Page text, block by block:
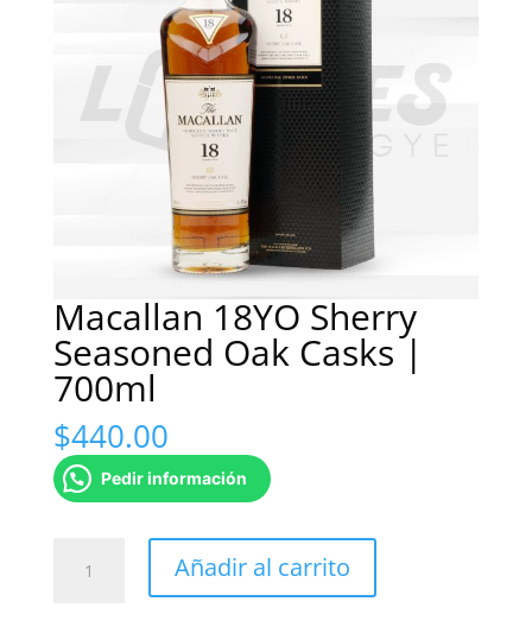
Macallan 18YO Sherry
Seasoned Oak Casks |
700ml
$440.00
Pedir información
18YO
Añadir al carrito